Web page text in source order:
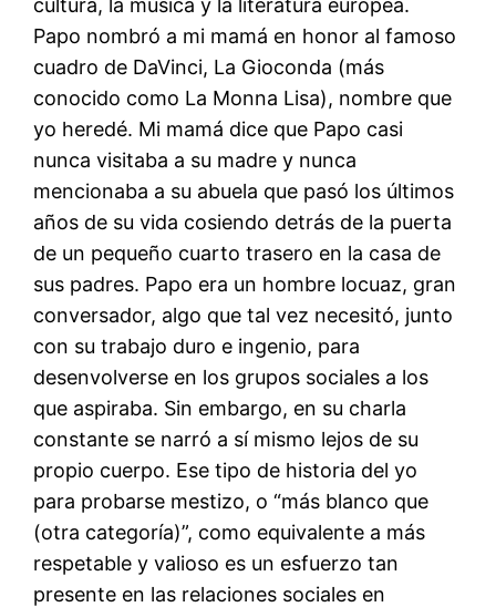
Papo nombró a mi mamá en honor al famoso
cuadro de DaVinci, La Gioconda (más
conocido como La Monna Lisa), nombre que
yo heredé. Mi mamá dice que Papo casi
nunca visitaba a su madre y nunca
mencionaba a su abuela que pasó los últimos
años de su vida cosiendo detrás de la puerta
de un pequeño cuarto trasero en la casa de
sus padres. Papo era un hombre locuaz, gran
conversador, algo que tal vez necesitó, junto
con su trabajo duro e ingenio, para
desenvolverse en los grupos sociales a los
que aspiraba. Sin embargo, en su charla
constante se narró a sí mismo lejos de su
propio cuerpo. Ese tipo de historia del yo
para probarse mestizo, o “más blanco que
(otra categoría)”, como equivalente a más
respetable y valioso es un esfuerzo tan
presente en las relaciones sociales en